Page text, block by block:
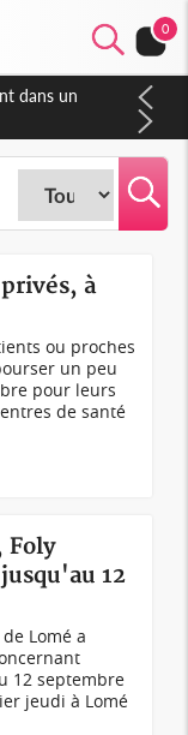
0
à
ou proches
un peu
pour leurs
de santé
Foly
12
Lomé a
12 septembre
jeudi à Lomé